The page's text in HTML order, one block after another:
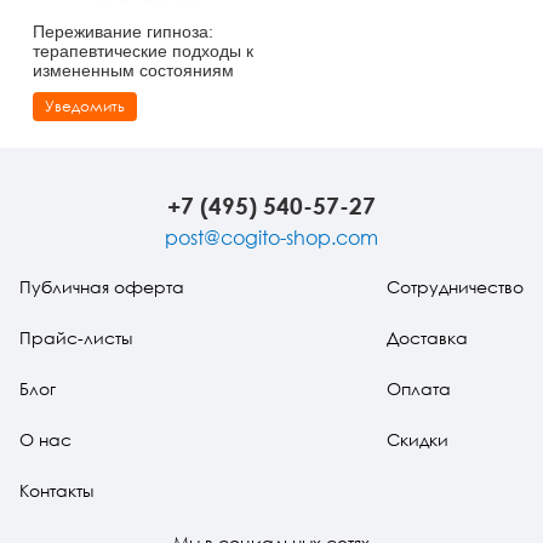
Переживание гипноза:
терапевтические подходы к
измененным состояниям
Уведомить
+7 (495) 540-57-27
post@cogito-shop.com
Публичная оферта
Прайс-листы
Блог
О нас
Контакты
Сотрудничество
Доставка
Оплата
Скидки